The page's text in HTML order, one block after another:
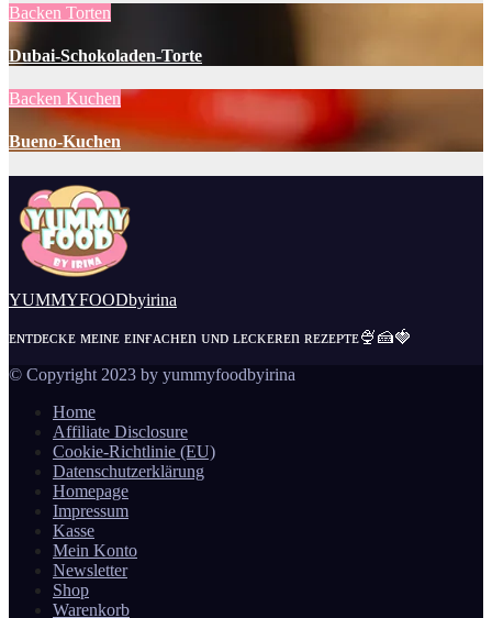
Backen Torten
Dubai-Schokoladen-Torte
Backen Kuchen
Bueno-Kuchen
YUMMYFOODbyirina
ᴇɴᴛᴅᴇᴄᴋᴇ ᴍᴇɪɴᴇ ᴇɪɴғᴀᴄʜᴇn ᴜɴᴅ ʟᴇᴄᴋᴇʀᴇn ʀᴇᴢᴇᴘᴛᴇ🍨🍰🍓
© Copyright 2023 by yummyfoodbyirina
Home
Affiliate Disclosure
Cookie-Richtlinie (EU)
Datenschutzerklärung
Homepage
Impressum
Kasse
Mein Konto
Newsletter
Shop
Warenkorb